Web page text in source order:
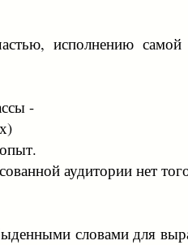
исполнению
-
аудитории нет
словами для